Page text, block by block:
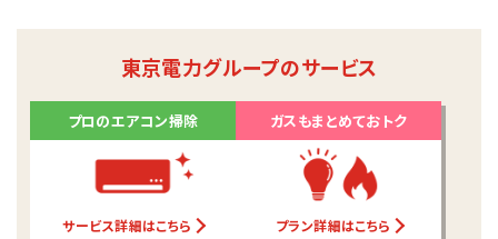
東京電力グループのサービス
プロのエアコン掃除
サービス詳細はこちら
ガスもまとめておトク
プラン詳細はこちら